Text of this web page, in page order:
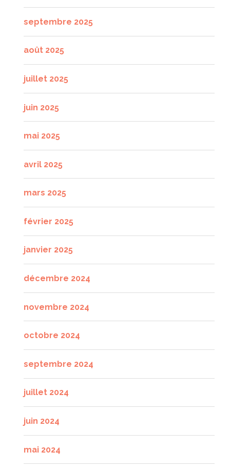
septembre 2025
août 2025
juillet 2025
juin 2025
mai 2025
avril 2025
mars 2025
février 2025
janvier 2025
décembre 2024
novembre 2024
octobre 2024
septembre 2024
juillet 2024
juin 2024
mai 2024